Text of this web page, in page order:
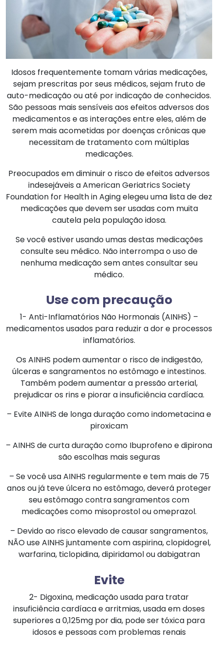
Idosos frequentemente tomam várias medicações,
sejam prescritas por seus médicos, sejam fruto de
auto-medicação ou até por indicação de conhecidos.
São pessoas mais sensíveis aos efeitos adversos dos
medicamentos e as interações entre eles, além de
serem mais acometidas por doenças crônicas que
necessitam de tratamento com múltiplas
medicações.
Preocupados em diminuir o risco de efeitos adversos
indesejáveis a American Geriatrics Society
Foundation for Health in Aging elegeu uma lista de dez
medicações que devem ser usadas com muita
cautela pela população idosa.
Se você estiver usando umas destas medicações
consulte seu médico. Não interrompa o uso de
nenhuma medicação sem antes consultar seu
médico.
Use com precaução
1- Anti-Inflamatórios Não Hormonais (AINHS) –
medicamentos usados para reduzir a dor e processos
inflamatórios.
Os AINHS podem aumentar o risco de indigestão,
úlceras e sangramentos no estômago e intestinos.
Também podem aumentar a pressão arterial,
prejudicar os rins e piorar a insuficiência cardíaca.
– Evite AINHS de longa duração como indometacina e
piroxicam
– AINHS de curta duração como Ibuprofeno e dipirona
são escolhas mais seguras
– Se você usa AINHS regularmente e tem mais de 75
anos ou já teve úlcera no estômago, deverá proteger
seu estômago contra sangramentos com
medicações como misoprostol ou omeprazol.
– Devido ao risco elevado de causar sangramentos,
NÃO use AINHS juntamente com aspirina, clopidogrel,
warfarina, ticlopidina, dipiridamol ou dabigatran
Evite
2- Digoxina, medicação usada para tratar
insuficiência cardíaca e arritmias, usada em doses
superiores a 0,125mg por dia, pode ser tóxica para
idosos e pessoas com problemas renais